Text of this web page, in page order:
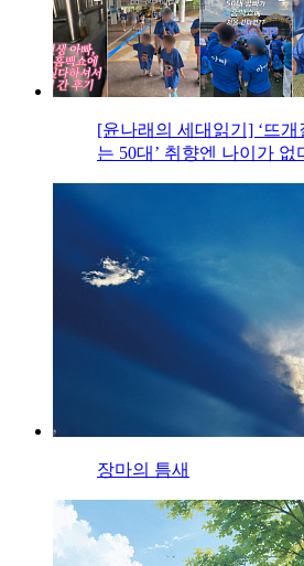
[윤나래의 세대읽기] ‘뜨
는 50대’ 취향엔 나이가 없
장마의 틈새